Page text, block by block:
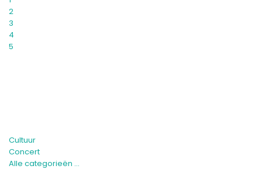
2
3
4
5
Cultuur
Concert
Alle categorieën ...